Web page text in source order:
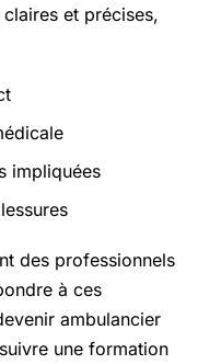
et précises,
impliquées
des professionnels
à ces
ambulancier
une formation